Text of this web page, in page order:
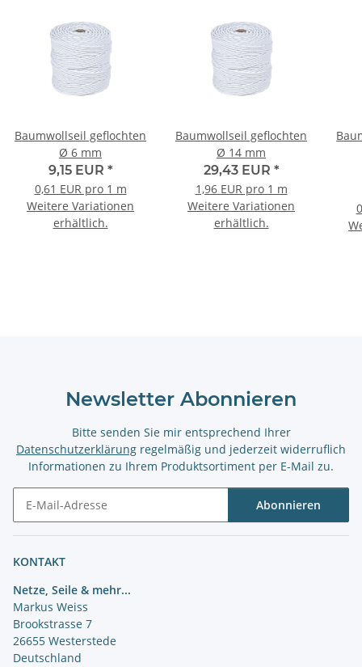
Baumwollseil geflochten
Ø 6 mm
9,15 EUR *
0,61 EUR pro 1 m
Weitere Variationen
erhältlich.
Baumwollseil geflochten
Ø 14 mm
29,43 EUR *
1,96 EUR pro 1 m
Weitere Variationen
erhältlich.
Newsletter Abonnieren
Bitte senden Sie mir entsprechend Ihrer
Datenschutzerklärung regelmäßig und jederzeit widerruflich
Informationen zu Ihrem Produktsortiment per E-Mail zu.
Abonnieren
KONTAKT
Netze, Seile & mehr...
Markus Weiss
Brookstrasse 7
26655 Westerstede
Deutschland